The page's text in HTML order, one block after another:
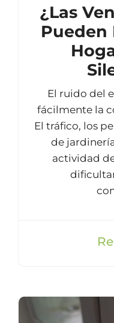
¿Las
Pueden
El ruido del
fácilmente la
El tráfico, los
de
actividad